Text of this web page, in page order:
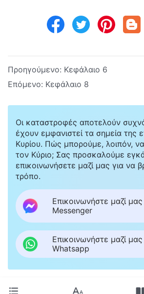
Προηγούμενο: Κεφάλαιο 6
Επόμενο: Κεφάλαιο 8
Οι καταστροφές αποτελούν
έχουν εμφανιστεί τα σημεία της
Κυρίου. Πώς μπορούμε, λοιπόν,
τον Κύριο; Σας προσκαλούμε
επικοινωνήσετε μαζί μας για να
τρόπο.
Επικοινωνήστε μαζί
Messenger
Επικοινωνήστε μαζί
Whatsapp